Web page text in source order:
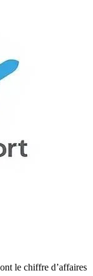
le chiffre d’affaires